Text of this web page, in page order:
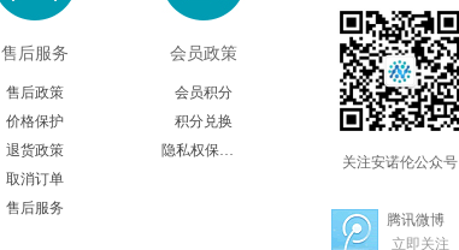
售后服务
售后政策
价格保护
退货政策
取消订单
售后服务
会员政策
会员积分
积分兑换
隐私权保护声明
关注安诺伦公众号
腾讯微博
立即关注